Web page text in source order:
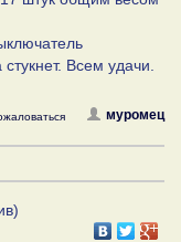
Всем удачи.
муромец